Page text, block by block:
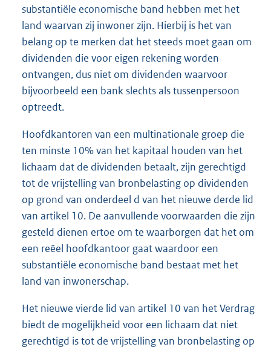
substantiële economische band hebben met het
land waarvan zij inwoner zijn. Hierbij is het van
belang op te merken dat het steeds moet gaan om
dividenden die voor eigen rekening worden
ontvangen, dus niet om dividenden waarvoor
bijvoorbeeld een bank slechts als tussenpersoon
optreedt.
Hoofdkantoren van een multinationale groep die
ten minste 10% van het kapitaal houden van het
lichaam dat de dividenden betaalt, zijn gerechtigd
tot de vrijstelling van bronbelasting op dividenden
op grond van onderdeel d van het nieuwe derde lid
van artikel 10. De aanvullende voorwaarden die zijn
gesteld dienen ertoe om te waarborgen dat het om
een reëel hoofdkantoor gaat waardoor een
substantiële economische band bestaat met het
land van inwonerschap.
Het nieuwe vierde lid van artikel 10 van het Verdrag
biedt de mogelijkheid voor een lichaam dat niet
gerechtigd is tot de vrijstelling van bronbelasting op